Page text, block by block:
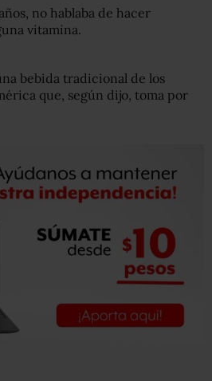
no hablaba de hacer
vitamina.
bebida tradicional de los
que, según dijo, toma por